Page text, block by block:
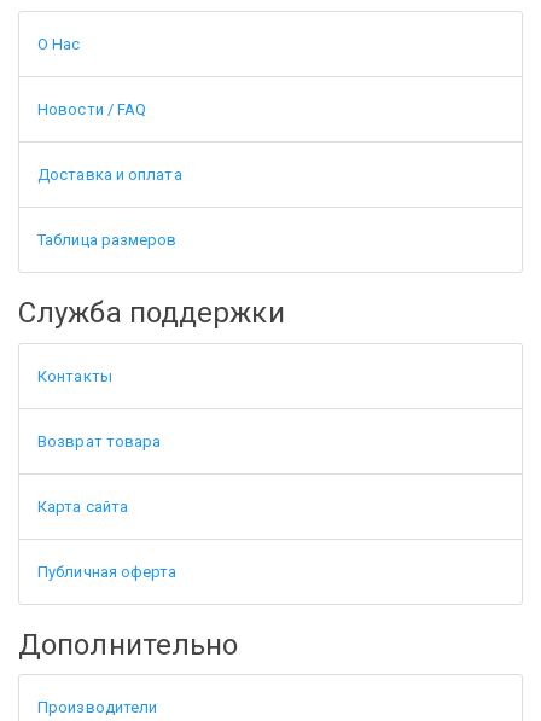
О Нас
Новости / FAQ
Доставка и оплата
Таблица размеров
Служба поддержки
Контакты
Возврат товара
Карта сайта
Публичная оферта
Дополнительно
Производители